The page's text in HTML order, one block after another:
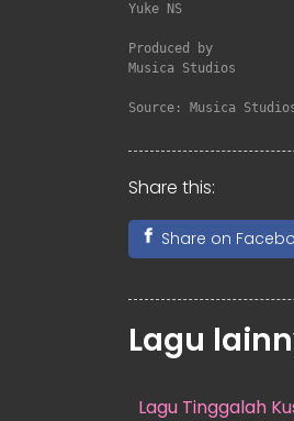
Yuke NS
Produced by
Musica Studios
Source: Musica
Share this:
Share on
Lagu
Lagu Tinggalah